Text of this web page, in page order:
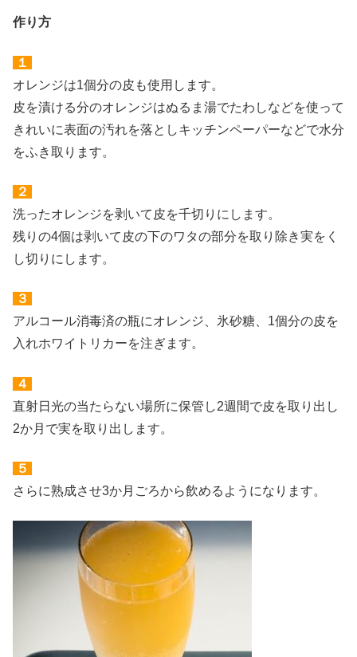
作り方
１
オレンジは1個分の皮も使用します。
皮を漬ける分のオレンジはぬるま湯でたわしなどを使って
きれいに表面の汚れを落としキッチンペーパーなどで水分
をふき取ります。
２
洗ったオレンジを剥いて皮を千切りにします。
残りの4個は剥いて皮の下のワタの部分を取り除き実をく
し切りにします。
３
アルコール消毒済の瓶にオレンジ、氷砂糖、1個分の皮を
入れホワイトリカーを注ぎます。
４
直射日光の当たらない場所に保管し2週間で皮を取り出し
2か月で実を取り出します。
５
さらに熟成させ3か月ごろから飲めるようになります。